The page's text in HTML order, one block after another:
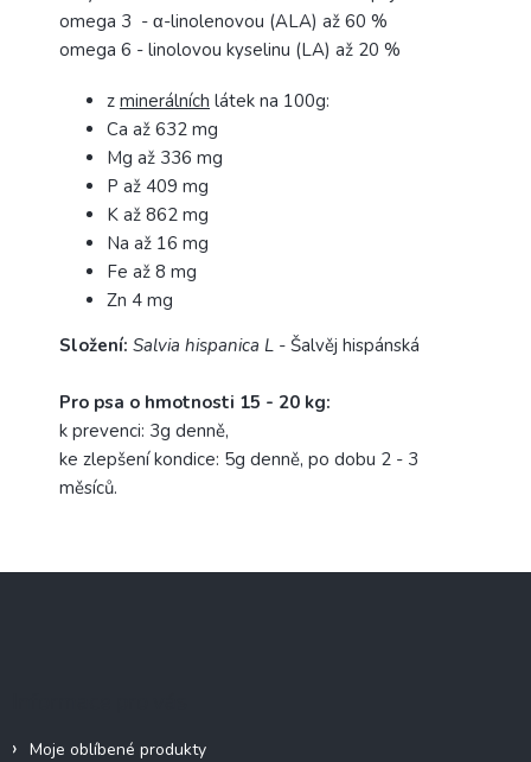
omega 3 - α-linolenovou (ALA) až 60 %
omega 6 - linolovou kyselinu (LA) až 20 %
z minerálních látek na 100g:
Ca až 632 mg
Mg až 336 mg
P až 409 mg
K až 862 mg
Na až 16 mg
Fe až 8 mg
Zn 4 mg
Složení: Salvia hispanica L - Šalvěj hispánská
Pro psa o hmotnosti 15 - 20 kg:
k prevenci: 3g denně,
ke zlepšení kondice: 5g denně, po dobu 2 - 3
měsíců.
Moje oblíbené produkty